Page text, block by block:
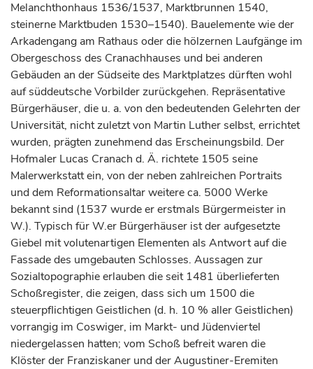
Melanchthonhaus 1536/1537, Marktbrunnen 1540,
steinerne Marktbuden 1530–1540). Bauelemente wie der
Arkadengang am Rathaus oder die hölzernen Laufgänge im
Obergeschoss des Cranachhauses und bei anderen
Gebäuden an der Südseite des Marktplatzes dürften wohl
auf süddeutsche Vorbilder zurückgehen. Repräsentative
Bürgerhäuser, die u. a. von den bedeutenden Gelehrten der
Universität, nicht zuletzt von Martin Luther selbst, errichtet
wurden, prägten zunehmend das Erscheinungsbild. Der
Hofmaler Lucas Cranach d. Ä. richtete 1505 seine
Malerwerkstatt ein, von der neben zahlreichen Portraits
und dem Reformationsaltar weitere ca. 5000 Werke
bekannt sind (1537 wurde er erstmals Bürgermeister in
W.). Typisch für W.er Bürgerhäuser ist der aufgesetzte
Giebel mit volutenartigen Elementen als Antwort auf die
Fassade des umgebauten Schlosses. Aussagen zur
Sozialtopographie erlauben die seit 1481 überlieferten
Schoßregister, die zeigen, dass sich um 1500 die
steuerpflichtigen Geistlichen (d. h. 10 % aller Geistlichen)
vorrangig im Coswiger, im Markt- und Jüdenviertel
niedergelassen hatten; vom Schoß befreit waren die
Klöster der Franziskaner und der Augustiner-Eremiten